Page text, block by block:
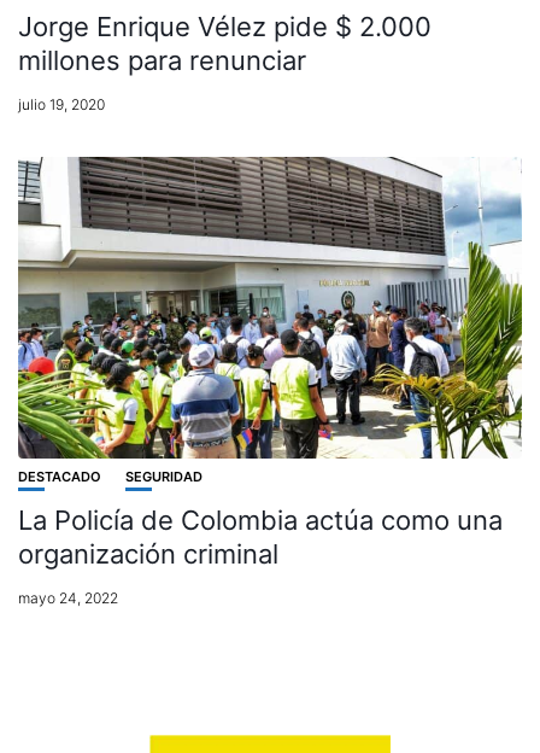
Jorge Enrique Vélez pide $ 2.000
millones para renunciar
julio 19, 2020
DESTACADO SEGURIDAD
La Policía de Colombia actúa como una
organización criminal
mayo 24, 2022